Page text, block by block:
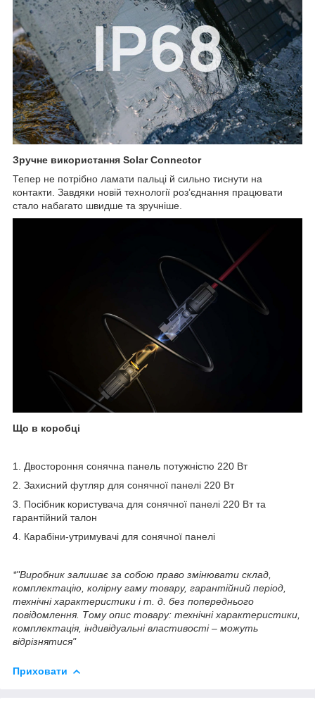
Зручне використання Solar Connector
Тепер не потрібно ламати пальці й сильно тиснути на
контакти. Завдяки новій технології роз’єднання працювати
стало набагато швидше та зручніше.
Що в коробці
1. Двостороння сонячна панель потужністю 220 Вт
2. Захисний футляр для сонячної панелі 220 Вт
3. Посібник користувача для сонячної панелі 220 Вт та
гарантійний талон
4. Карабіни-утримувачі для сонячної панелі
*"Виробник залишає за собою право змінювати склад,
комплектацію, колірну гаму товару, гарантійний період,
технічні характеристики і т. д. без попереднього
повідомлення. Тому опис товару: технічні характеристики,
комплектація, індивідуальні властивості – можуть
відрізнятися"
Приховати